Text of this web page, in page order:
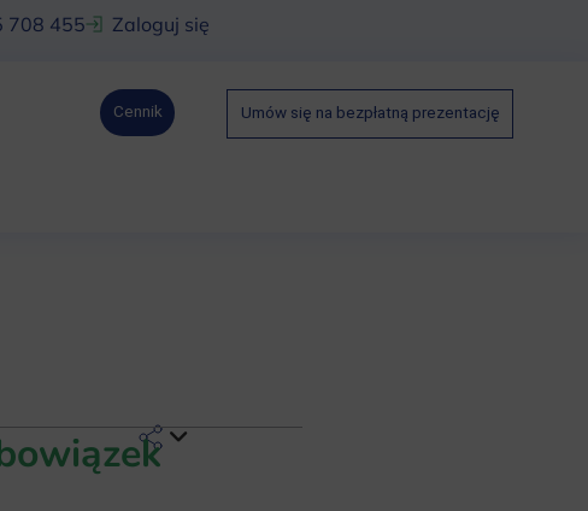
708 455 Zaloguj się
Cennik Umów się na bezpłatną prezentację